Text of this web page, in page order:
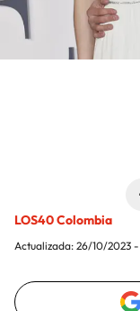
LOS40 Colombia
Actualizada: 26/10/2023 -